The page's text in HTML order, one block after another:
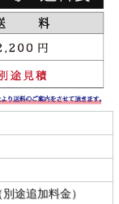
途追加料金）